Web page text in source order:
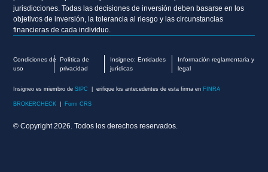
jurisdicciones. Todas las decisiones de inversión deben basarse en los
objetivos de inversión, la tolerancia al riesgo y las circunstancias
financieras de cada individuo.
Condiciones de
uso
Política de
privacidad
Insigneo: Entidades
jurídicas
Información reglamentaria y
legal
Insigneo es miembro deSIPC | erifique los antecedentes de esta firma en FINRA
BROKERCHECK Form CRS
© Copyright 2026. Todos los derechos reservados.